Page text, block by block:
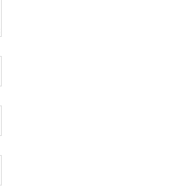
electrónico:*
web: